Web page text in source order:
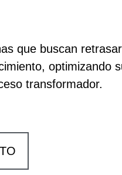
que buscan
optimizando
transformador.